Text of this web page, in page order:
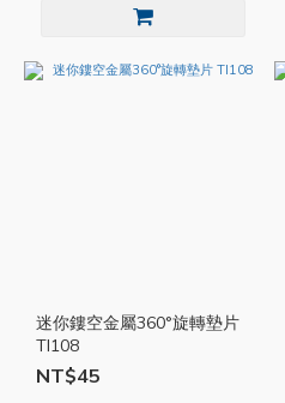
迷你鏤空金屬360°旋轉墊片
TI108
NT$45